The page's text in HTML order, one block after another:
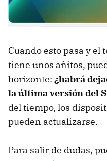
Cuando esto pasa y el
tiene unos añitos,
horizonte: ¿habrá
la última versión del
del tiempo, los
pueden actualizarse.
Para salir de dudas,